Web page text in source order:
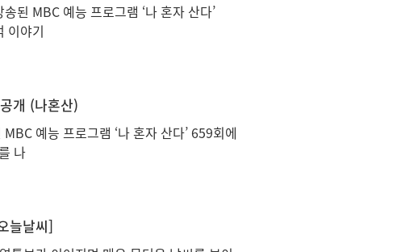
된 MBC 예능 프로그램 ‘나 혼자 산다’
이야기
개 (나혼산)
예능 프로그램 ‘나 혼자 산다’ 659회에
나
늘날씨]